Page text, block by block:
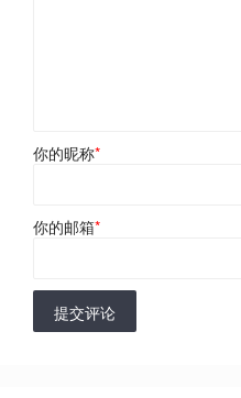
你的昵称*
你的邮箱*
提交评论